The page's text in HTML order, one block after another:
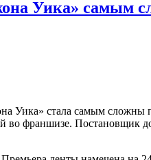
Уика» самым
Уика» стала самым сложны
франшизе. Постановщик